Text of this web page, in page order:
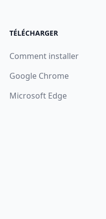
TÉLÉCHARGER
Comment installer
Google Chrome
Microsoft Edge